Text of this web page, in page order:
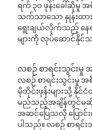
ရက် ၃၀ ဖုန်းခေါ်ဆိုမှု
သက်သာသော နှုန်းထား
ရွေးချယ်လိုက်သည့် နေ
များကို လုပ်ဆောင်နိုင်
လစဉ် စာရင်းသွင်းမှု
လစဉ် စာရင်းသွင်းမှု အ
မိုဘိုင်းဖုန်းများသို့ နိုင်ငံ
မည်သည့်အချိန်တွင်မ
အဆင်ပြေသလို ပြော
ပါသည်။ လစဉ် စာရင်